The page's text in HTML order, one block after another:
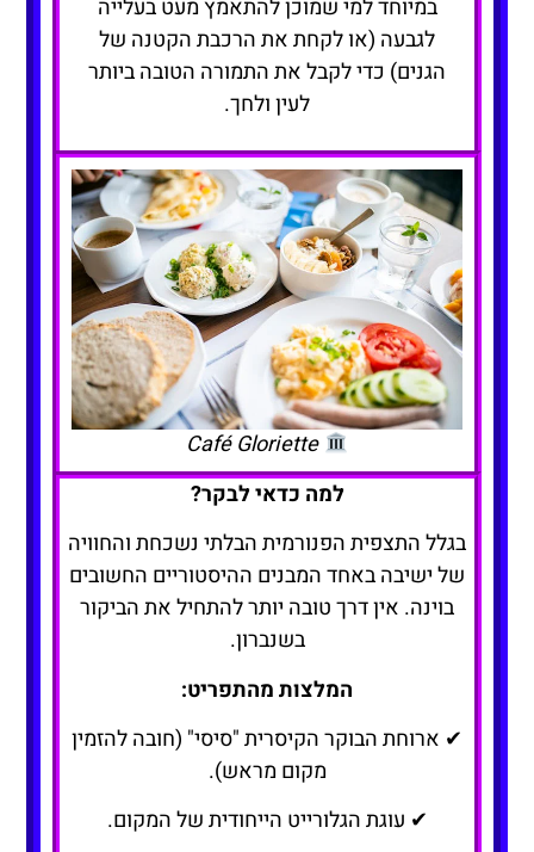
במיוחד למי שמוכן להתאמץ מעט בעלייה
לגבעה (או לקחת את הרכבת הקטנה של
הגנים) כדי לקבל את התמורה הטובה ביותר
לעין ולחך.
Café Gloriette
למה כדאי לבקר?
בגלל התצפית הפנורמית הבלתי נשכחת והחוויה
של ישיבה באחד המבנים ההיסטוריים החשובים
בוינה. אין דרך טובה יותר להתחיל את הביקור
בשנברון.
המלצות מהתפריט:
✔ ארוחת הבוקר הקיסרית "סיסי" (חובה להזמין
מקום מראש).
✔ עוגת הגלורייט הייחודית של המקום.